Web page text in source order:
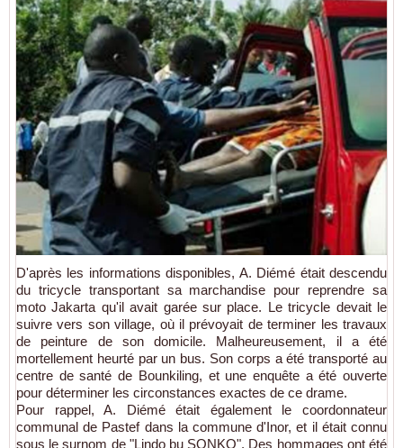
D'après les informations disponibles, A. Diémé était descendu
du tricycle transportant sa marchandise pour reprendre sa
moto Jakarta qu'il avait garée sur place. Le tricycle devait le
suivre vers son village, où il prévoyait de terminer les travaux
de peinture de son domicile. Malheureusement, il a été
mortellement heurté par un bus. Son corps a été transporté au
centre de santé de Bounkiling, et une enquête a été ouverte
pour déterminer les circonstances exactes de ce drame.
Pour rappel, A. Diémé était également le coordonnateur
communal de Pastef dans la commune d'Inor, et il était connu
sous le surnom de "Lindo bu SONKO". Des hommages ont été